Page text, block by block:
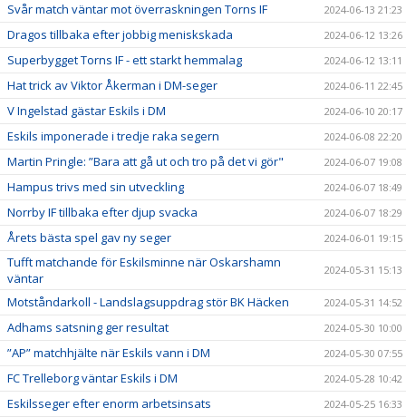
Svår match väntar mot överraskningen Torns IF 2024-06-13 21:23
Dragos tillbaka efter jobbig meniskskada 2024-06-12 13:26
Superbygget Torns IF - ett starkt hemmalag 2024-06-12 13:11
Hat trick av Viktor Åkerman i DM-seger 2024-06-11 22:45
V Ingelstad gästar Eskils i DM 2024-06-10 20:17
Eskils imponerade i tredje raka segern 2024-06-08 22:20
Martin Pringle: ”Bara att gå ut och tro på det vi gör" 2024-06-07 19:08
Hampus trivs med sin utveckling 2024-06-07 18:49
Norrby IF tillbaka efter djup svacka 2024-06-07 18:29
Årets bästa spel gav ny seger 2024-06-01 19:15
Tufft matchande för Eskilsminne när Oskarshamn
väntar
2024-05-31 15:13
Motståndarkoll - Landslagsuppdrag stör BK Häcken 2024-05-31 14:52
Adhams satsning ger resultat 2024-05-30 10:00
”AP” matchhjälte när Eskils vann i DM 2024-05-30 07:55
FC Trelleborg väntar Eskils i DM 2024-05-28 10:42
Eskilsseger efter enorm arbetsinsats 2024-05-25 16:33